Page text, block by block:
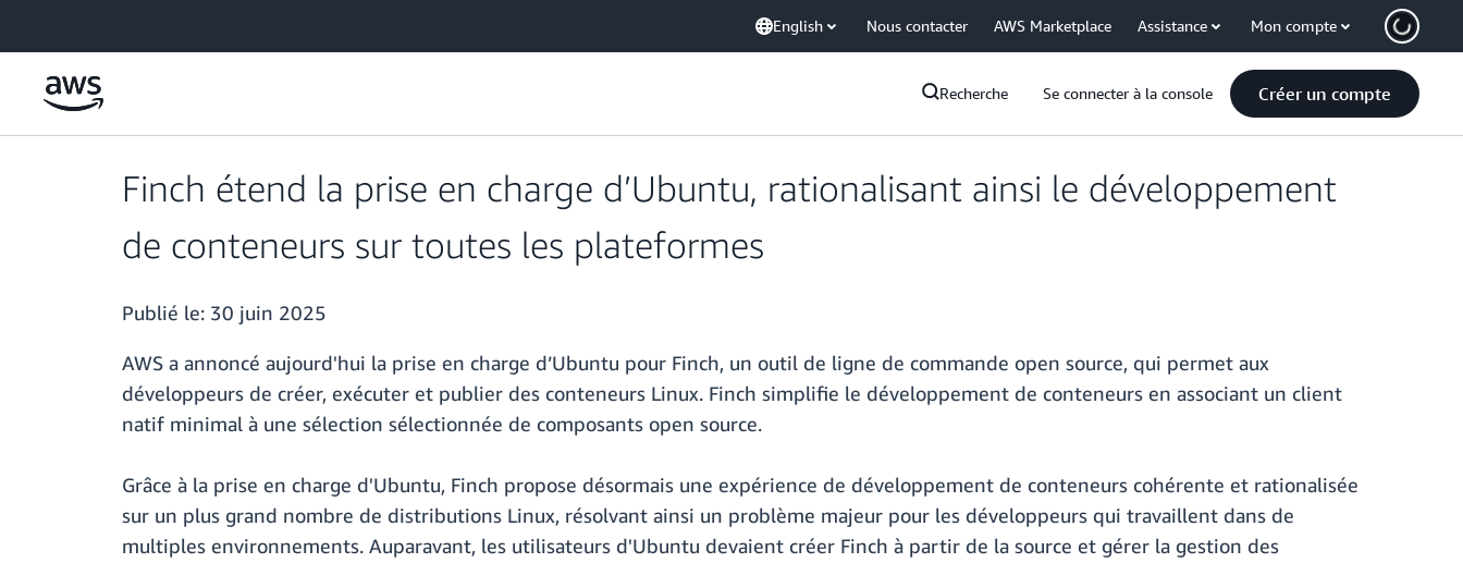
English Nous contacter AWS Marketplace Assistance Mon compte
Recherche Se connecter à la console Créer un compte
Finch étend la prise en charge d’Ubuntu, rationalisant ainsi le développement
de conteneurs sur toutes les plateformes
Publié le: 30 juin 2025
AWS a annoncé aujourd'hui la prise en charge d’Ubuntu pour Finch, un outil de ligne de commande open source, qui permet aux
développeurs de créer, exécuter et publier des conteneurs Linux. Finch simplifie le développement de conteneurs en associant un client
natif minimal à une sélection sélectionnée de composants open source.
Grâce à la prise en charge d'Ubuntu, Finch propose désormais une expérience de développement de conteneurs cohérente et rationalisée
sur un plus grand nombre de distributions Linux, résolvant ainsi un problème majeur pour les développeurs qui travaillent dans de
multiples environnements. Auparavant, les utilisateurs d'Ubuntu devaient créer Finch à partir de la source et gérer la gestion des